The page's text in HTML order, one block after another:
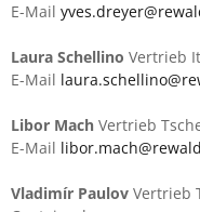
E-Mail
Laura Schellino Vertrieb
E-Mail
Libor Mach Vertrieb
E-Mail
Vladimír Paulov Vertrieb